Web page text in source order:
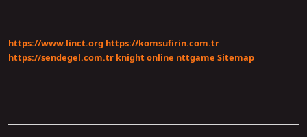
https://www.linct.org https://komsufirin.com.tr
https://sendegel.com.tr knight online nttgame Sitemap